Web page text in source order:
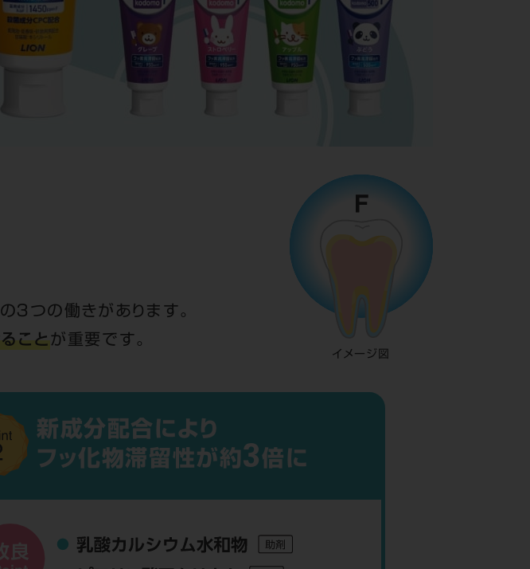
イメージ図
３つの働きがあります。
ことが重要です。
新成分配合により
フッ化物滞留性が約3倍に